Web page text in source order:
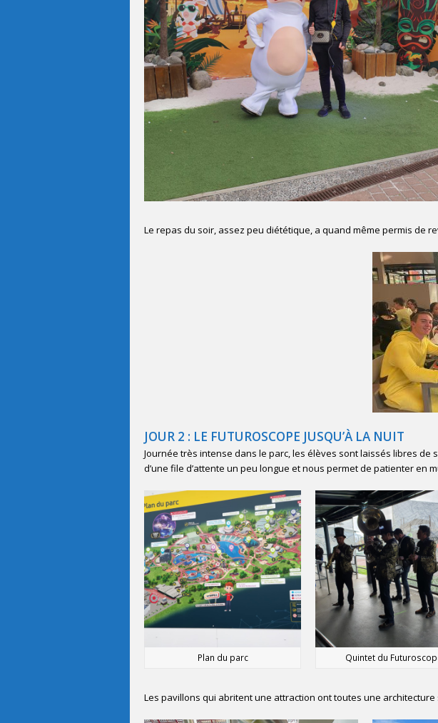
Le repas du soir, assez peu diététique, a quand même permis de
JOUR 2 : LE FUTUROSCOPE JUSQU’À LA NUIT
Journée très intense dans le parc, les élèves sont laissés libres de
d’une file d’attente un peu longue et nous permet de patienter en
Plan du parc Quintet du
Les pavillons qui abritent une attraction ont toutes une